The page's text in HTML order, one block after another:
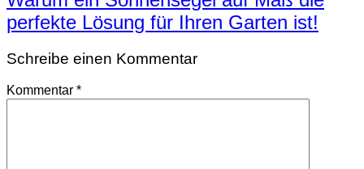
perfekte Lösung für Ihren Garten ist!
Schreibe einen Kommentar
Kommentar *